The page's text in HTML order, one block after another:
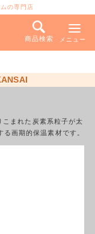
の専門店
商品検索 メニュー
まれた炭素系粒子が太
画期的保温素材です。